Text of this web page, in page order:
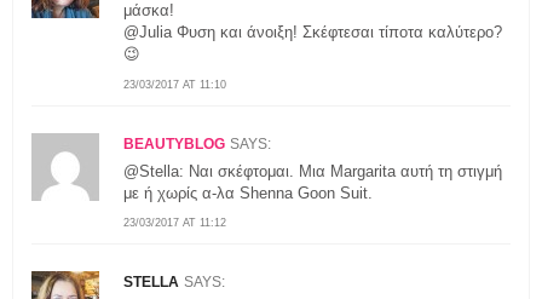
23/03/2017 AT 11:10
μάσκα!
@Julia Φυση και άνοιξη! Σκέφτεσαι τίποτα καλύτερο?
😉
BEAUTYBLOG SAYS:
23/03/2017 AT 11:12
@Stella: Ναι σκέφτομαι. Μια Μargarita αυτή τη στιγμή
με ή χωρίς α-λα Shenna Goon Suit.
STELLA SAYS: